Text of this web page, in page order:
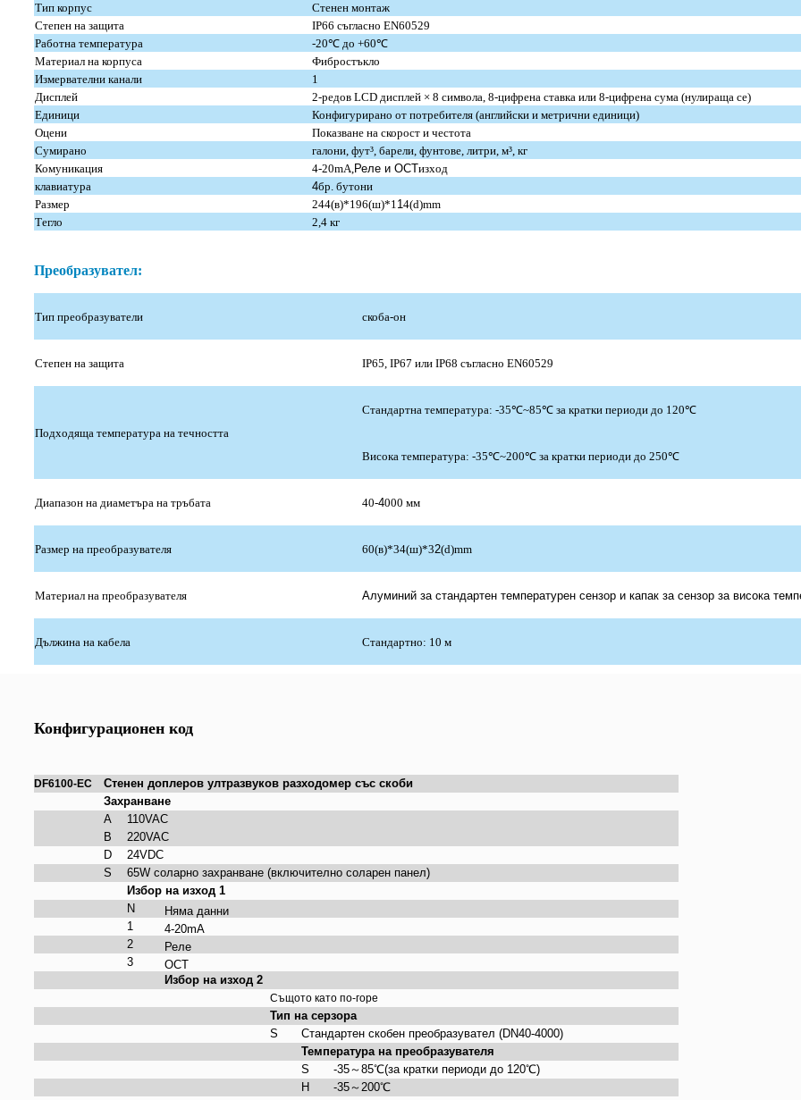
Тип корпус
Стенен монтаж
Степен на защита
IP66 съгласно EN60529
Работна температура
-20℃ до +60℃
Материал на корпуса
Фибростъкло
Измервателни канали
1
Дисплей
2-редов LCD дисплей × 8 символа, 8-цифрена ставка или 8-цифрена сума (нулираща се)
Единици
Конфигурирано от потребителя (английски и метрични единици)
Оцени
Показване на скорост и честота
Сумирано
галони, фут³, барели, фунтове, литри, м³, кг
Комуникация
4-20mA,Реле и OCTизход
клавиатура
4бр. бутони
Размер
244(в)*196(ш)*114(d)mm
Тегло
2,4 кг
Преобразувател:
Тип преобразуватели скоба-он
Степен на защита IP65, IP67 или IP68 съгласно EN60529
Подходяща температура на течността
Стандартна температура: -35℃~85℃ за кратки периоди до 120℃
Висока температура: -35℃~200℃ за кратки периоди до 250℃
Диапазон на диаметъра на тръбата 40-4000 мм
Размер на преобразувателя 60(в)*34(ш)*32(d)mm
Материал на преобразувателя Алуминий за стандартен температурен сензор и капак за сензор за висока
Дължина на кабела Стандартно: 10 м
Конфигурационен код
DF6100-EC
Стенен доплеров ултразвуков разходомер със скоби
Захранване
A
110VAC
B
220VAC
D
24VDC
S
65W соларно захранване (включително соларен панел)
Избор на изход 1
N
Няма данни
1
4-20mA
2
Реле
3
ОСТ
Избор на изход 2
Същото като по-горе
Тип на серзора
S
Стандартен скобен преобразувател (DN40-4000)
Температура на преобразувателя
S
-35～85℃(за кратки периоди до 120℃)
H
-35～ 200℃